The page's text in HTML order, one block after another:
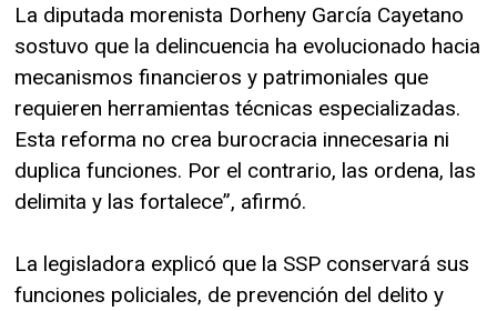
La diputada morenista Dorheny García Cayetano
sostuvo que la delincuencia ha evolucionado hacia
mecanismos financieros y patrimoniales que
requieren herramientas técnicas especializadas.
Esta reforma no crea burocracia innecesaria ni
duplica funciones. Por el contrario, las ordena, las
delimita y las fortalece”, afirmó.
La legisladora explicó que la SSP conservará sus
funciones policiales, de prevención del delito y